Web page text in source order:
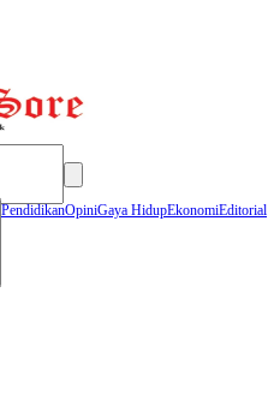
PendidikanOpiniGaya HidupEkonomiEditorial